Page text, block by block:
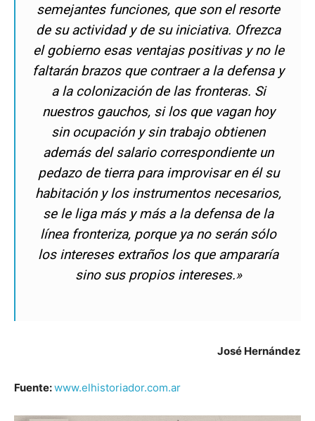
semejantes funciones, que son el resorte
de su actividad y de su iniciativa. Ofrezca
el gobierno esas ventajas positivas y no le
faltarán brazos que contraer a la defensa y
a la colonización de las fronteras. Si
nuestros gauchos, si los que vagan hoy
sin ocupación y sin trabajo obtienen
además del salario correspondiente un
pedazo de tierra para improvisar en él su
habitación y los instrumentos necesarios,
se le liga más y más a la defensa de la
línea fronteriza, porque ya no serán sólo
los intereses extraños los que ampararía
sino sus propios intereses.»
José Hernández
Fuente:www.elhistoriador.com.ar